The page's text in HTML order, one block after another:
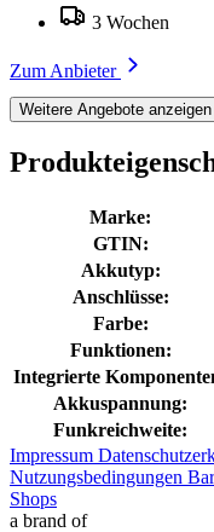
3 Wochen
Zum Anbieter
Weitere Angebote anzeigen
Marke:
GTIN:
Akkutyp:
Anschlüsse:
Farbe:
Funktionen:
Integrierte
Akkuspannung:
Funkreichweite:
Impressum
Nutzungsbedingungen
Shops
a brand of